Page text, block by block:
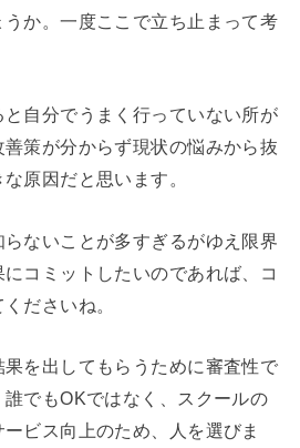
か。一度ここで立ち止まって考
自分でうまく行っていない所が
策が分からず現状の悩みから抜
原因だと思います。
ないことが多すぎるがゆえ限界
コミットしたいのであれば、コ
ださいね。
果を出してもらうために審査性で
でもOKではなく、スクールの
ビス向上のため、人を選びま